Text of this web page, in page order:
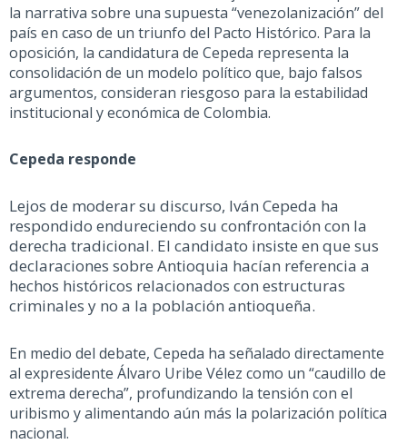
la narrativa sobre una supuesta “venezolanización” del
país en caso de un triunfo del Pacto Histórico. Para la
oposición, la candidatura de Cepeda representa la
consolidación de un modelo político que, bajo falsos
argumentos, consideran riesgoso para la estabilidad
institucional y económica de Colombia.
Cepeda responde
Lejos de moderar su discurso, Iván Cepeda ha
respondido endureciendo su confrontación con la
derecha tradicional. El candidato insiste en que sus
declaraciones sobre Antioquia hacían referencia a
hechos históricos relacionados con estructuras
criminales y no a la población antioqueña.
En medio del debate, Cepeda ha señalado directamente
al expresidente Álvaro Uribe Vélez como un “caudillo de
extrema derecha”, profundizando la tensión con el
uribismo y alimentando aún más la polarización política
nacional.